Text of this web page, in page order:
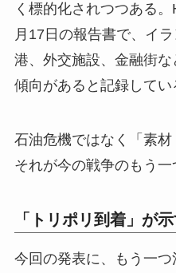
く標的化されつつある
月17日の報告書で、イ
港、外交施設、金融街
傾向があると記録してい
石油危機ではなく「素
それが今の戦争のもう一
「トリポリ到着」が
今回の発表に、もう一